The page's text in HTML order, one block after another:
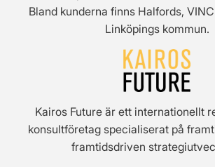
Bland kunderna finns Halfords,
Linköpings kommun.
Kairos Future är ett internationellt
konsultföretag specialiserat på
framtidsdriven